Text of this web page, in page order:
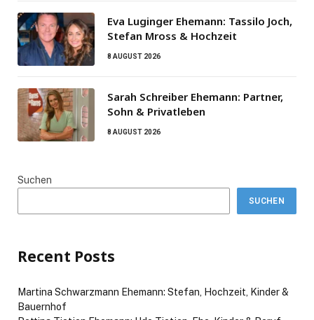
Eva Luginger Ehemann: Tassilo Joch,
Stefan Mross & Hochzeit
8 AUGUST 2026
Sarah Schreiber Ehemann: Partner,
Sohn & Privatleben
8 AUGUST 2026
Suchen
SUCHEN
Recent Posts
Martina Schwarzmann Ehemann: Stefan, Hochzeit, Kinder &
Bauernhof